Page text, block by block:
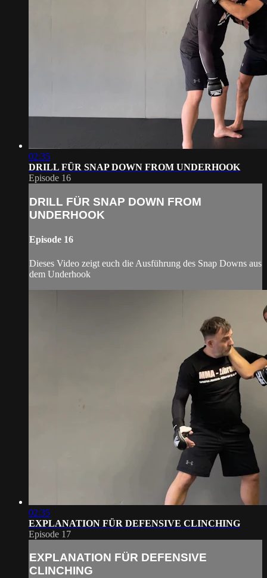
02:35
DRILL FÜR SNAP DOWN FROM UNDERHOOK
Episode 16
DRILL FÜR SNAP DOWN FROM
UNDERHOOK
Episode 16
Dieses Video zeigt euch die Ausführung des Snap Downs aus
dem Underhook
02:35
EXPLANATION FÜR DEFENSIVE CLINCHING
Episode 17
EXPLANATION FÜR DEFENSIVE
CLINCHING